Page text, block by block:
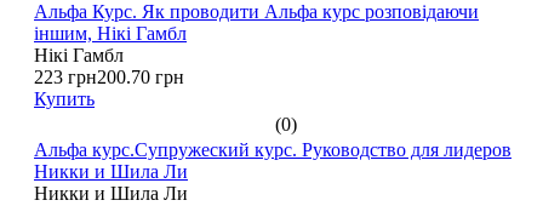
Альфа Курс. Як проводити Альфа курс розповідаючи
іншим, Нікі Гамбл
Нікі Гамбл
223 грн200.70 грн
Купить
(0)
Альфа курс.Супружеский курс. Руководство для лидеров
Никки и Шила Ли
Никки и Шила Ли